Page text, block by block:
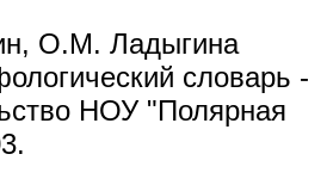
О.М. Ладыгина
словарь -
НОУ "Полярная